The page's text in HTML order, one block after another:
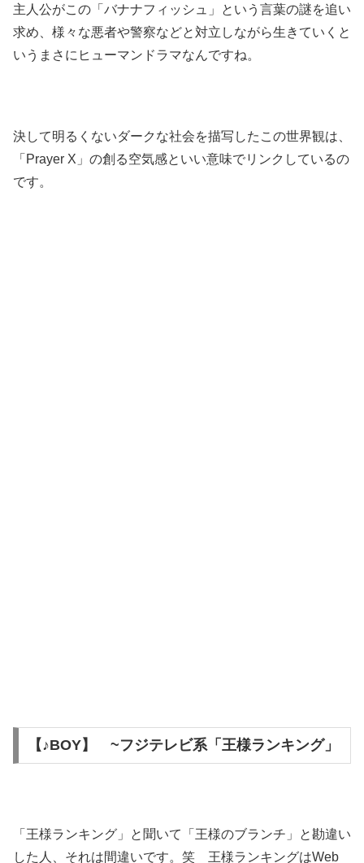
主人公がこの「バナナフィッシュ」という言葉の謎を追い
求め、様々な悪者や警察などと対立しながら生きていくと
いうまさにヒューマンドラマなんですね。
決して明るくないダークな社会を描写したこの世界観は、
「Prayer X」の創る空気感といい意味でリンクしているの
です。
【♪BOY】 ~フジテレビ系「王様ランキング」
「王様ランキング」と聞いて「王様のブランチ」と勘違い
した人、それは間違いです。笑 王様ランキングはWeb